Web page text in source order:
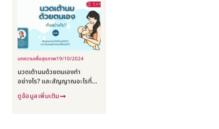
บทความเพื่อสุขภาพ19/10/2024
นวดเต้านมด้วยตนเองทำ
อย่างไร? และสัญญาณอะไรที่
บอกได้ว่าระบายนมออกจน
เกลี้ยงเต้า?
ดูข้อมูลเพิ่มเติม